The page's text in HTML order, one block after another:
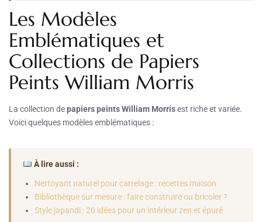
Les Modèles
Emblématiques et
Collections de Papiers
Peints William Morris
La collection depapiers peints William Morrisest riche et variée.
Voici quelques modèles emblématiques :
À lire aussi :
Nettoyant naturel pour carrelage : recettes maison
Bibliothèque sur mesure : faire construire ou bricoler ?
Style japandi : 20 idées pour un intérieur zen et épuré